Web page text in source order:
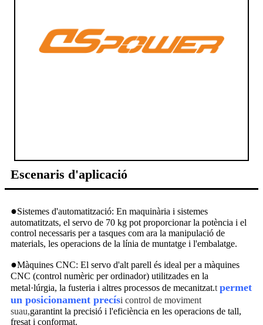
Escenaris d'aplicació
●Sistemes d'automatització: En maquinària i sistemes
automatitzats, el servo de 70 kg pot proporcionar la potència i el
control necessaris per a tasques com ara la manipulació de
materials, les operacions de la línia de muntatge i l'embalatge.
●Màquines CNC: El servo d'alt parell és ideal per a màquines
CNC (control numèric per ordinador) utilitzades en la
metal·lúrgia, la fusteria i altres processos de mecanitzat.t permet
un posicionament precísi control de moviment
suau,garantint la precisió i l'eficiència en les operacions de tall,
fresat i conformat.